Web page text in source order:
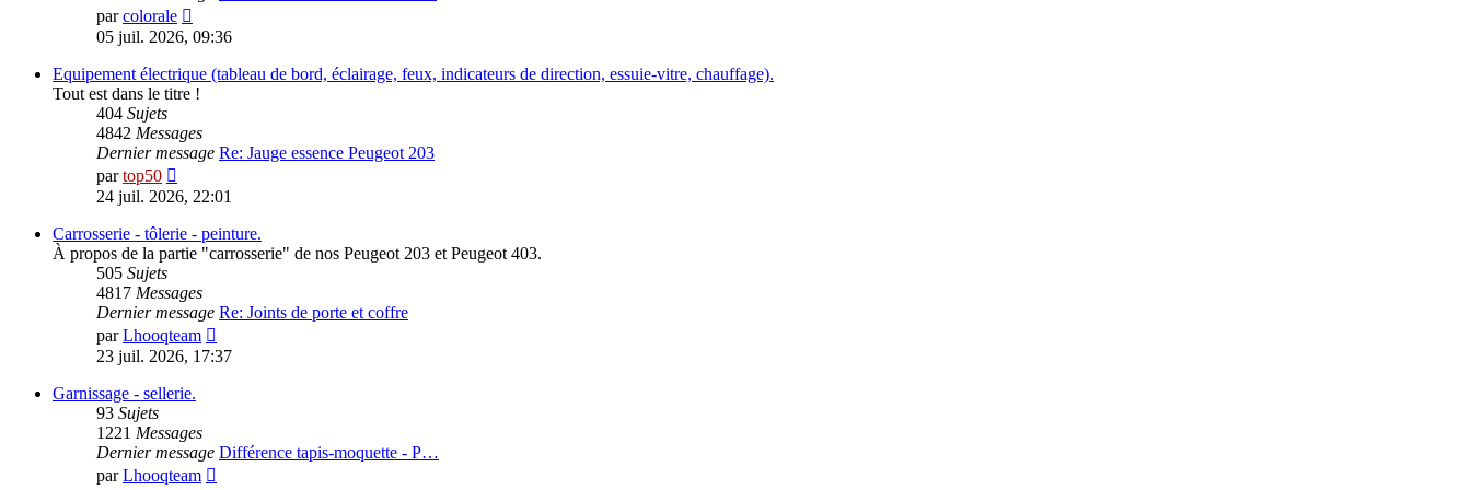
parcolorale
le
message
05 juil. 2026, 09:36
Equipement électrique (tableau de bord, éclairage, feux, indicateurs de direction, essuie-vitre, chauffage).
Tout est dans le titre !
404 Sujets
4842 Messages
Dernier message Re: Jauge essence Peugeot 203
partop50
le
dernier
message
24 juil. 2026, 22:01
Carrosserie - tôlerie - peinture.
À propos de la partie "carrosserie" de nos Peugeot 203 et Peugeot 403.
505 Sujets
4817 Messages
Dernier message Re: Joints de porte et coffre
parLhooqteam
le
23 juil. 2026, 17:37
Garnissage - sellerie.
93 Sujets
1221 Messages
Dernier message Différence tapis-moquette - P…
parLhooqteam